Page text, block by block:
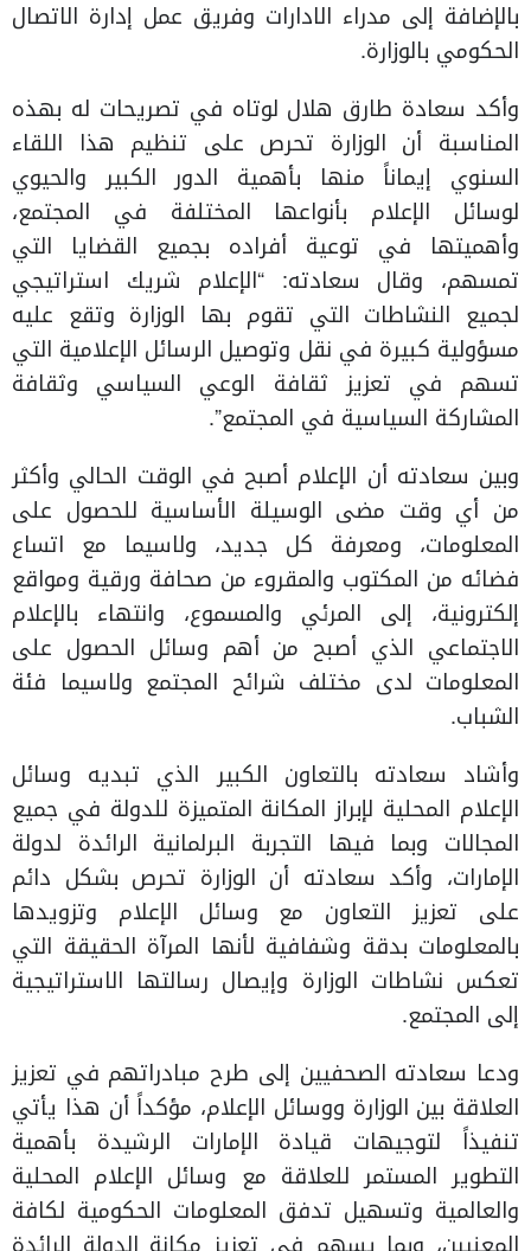
بالإضافة إلى مدراء الادارات وفريق عمل إدارة الاتصال
الحكومي بالوزارة.
وأكد سعادة طارق هلال لوتاه في تصريحات له بهذه
المناسبة أن الوزارة تحرص على تنظيم هذا اللقاء
السنوي إيماناً منها بأهمية الدور الكبير والحيوي
لوسائل الإعلام بأنواعها المختلفة في المجتمع،
وأهميتها في توعية أفراده بجميع القضايا التي
تمسهم، وقال سعادته: “الإعلام شريك استراتيجي
لجميع النشاطات التي تقوم بها الوزارة وتقع عليه
مسؤولية كبيرة في نقل وتوصيل الرسائل الإعلامية التي
تسهم في تعزيز ثقافة الوعي السياسي وثقافة
المشاركة السياسية في المجتمع”.
وبين سعادته أن الإعلام أصبح في الوقت الحالي وأكثر
من أي وقت مضى الوسيلة الأساسية للحصول على
المعلومات، ومعرفة كل جديد، ولاسيما مع اتساع
فضائه من المكتوب والمقروء من صحافة ورقية ومواقع
إلكترونية، إلى المرئي والمسموع، وانتهاء بالإعلام
الاجتماعي الذي أصبح من أهم وسائل الحصول على
المعلومات لدى مختلف شرائح المجتمع ولاسيما فئة
الشباب.
وأشاد سعادته بالتعاون الكبير الذي تبديه وسائل
الإعلام المحلية لإبراز المكانة المتميزة للدولة في جميع
المجالات وبما فيها التجربة البرلمانية الرائدة لدولة
الإمارات، وأكد سعادته أن الوزارة تحرص بشكل دائم
على تعزيز التعاون مع وسائل الإعلام وتزويدها
بالمعلومات بدقة وشفافية لأنها المرآة الحقيقة التي
تعكس نشاطات الوزارة وإيصال رسالتها الاستراتيجية
إلى المجتمع.
ودعا سعادته الصحفيين إلى طرح مبادراتهم في تعزيز
العلاقة بين الوزارة ووسائل الإعلام، مؤكداً أن هذا يأتي
تنفيذاً لتوجيهات قيادة الإمارات الرشيدة بأهمية
التطوير المستمر للعلاقة مع وسائل الإعلام المحلية
والعالمية وتسهيل تدفق المعلومات الحكومية لكافة